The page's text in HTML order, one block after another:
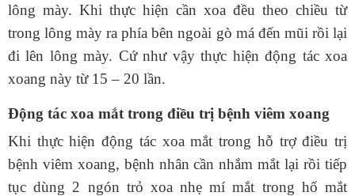
lông mày. Khi thực hiện cần xoa đều theo chiều từ
trong lông mày ra phía bên ngoài gò má đến mũi rồi lại
đi lên lông mày. Cứ như vậy thực hiện động tác xoa
xoang này từ 15 – 20 lần.
Động tác xoa mắt trong điều trị bệnh viêm xoang
Khi thực hiện động tác xoa mắt trong hỗ trợ điều trị
bệnh viêm xoang, bệnh nhân cần nhắm mắt lại rồi tiếp
tục dùng 2 ngón trỏ xoa nhẹ mí mắt trong hố mắt